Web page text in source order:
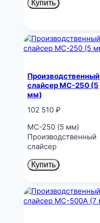
Купить
Производственный
слайсер MC-250 (5
мм)
102 510 ₽
MC-250 (5 мм)
Производственный
слайсер
Купить